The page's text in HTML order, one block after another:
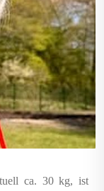
ca. 30 kg, ist